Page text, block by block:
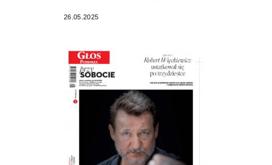
26.05.2025